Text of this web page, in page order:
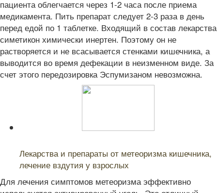
пациента облегчается через 1-2 часа после приема
медикамента. Пить препарат следует 2-3 раза в день
перед едой по 1 таблетке. Входящий в состав лекарства
симетикон химически инертен. Поэтому он не
растворяется и не всасывается стенками кишечника, а
выводится во время дефекации в неизменном виде. За
счет этого передозировка Эспумизаном невозможна.
Лекарства и препараты от метеоризма кишечника,
лечение вздутия у взрослых
Для лечения симптомов метеоризма эффективно